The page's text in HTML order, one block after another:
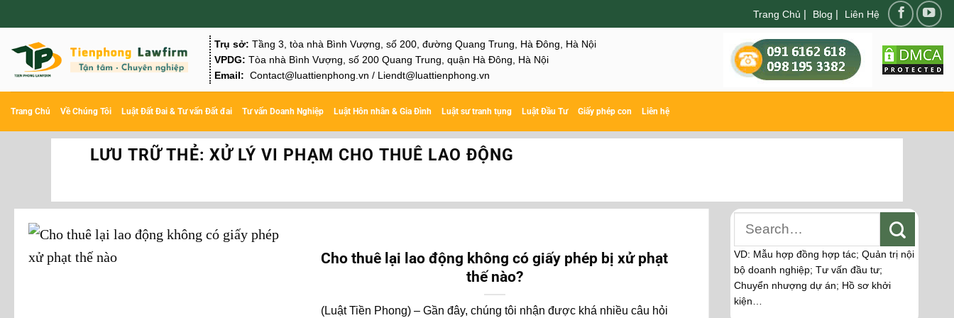
nội
dung
Trang Chủ | Blog | Liên Hệ
Trụ sở: Tầng 3, tòa nhà Bình Vượng, số 200, đường Quang Trung, Hà Đông, Hà Nội
VPDG: Tòa nhà Bình Vượng, số 200 Quang Trung, quận Hà Đông, Hà Nội
Email: Contact@luattienphong.vn / Liendt@luattienphong.vn
Trang Chủ Về Chúng Tôi Luật Đất Đai & Tư vấn Đất đai Tư vấn Doanh Nghiệp Luật Hôn nhân & Gia Đình Luật sư tranh tụng Luật Đầu Tư Giấy phép con Liên hệ
LƯU TRỮ THẺ: XỬ LÝ VI PHẠM CHO THUÊ LAO ĐỘNG
Cho thuê lại lao động không có giấy phép bị xử phạt
thế nào?
(Luật Tiền Phong) – Gần đây, chúng tôi nhận được khá nhiều câu hỏi
VD: Mẫu hợp đồng hợp tác; Quản trị nội
bộ doanh nghiệp; Tư vấn đầu tư;
Chuyển nhượng dự án; Hồ sơ khởi
kiện…